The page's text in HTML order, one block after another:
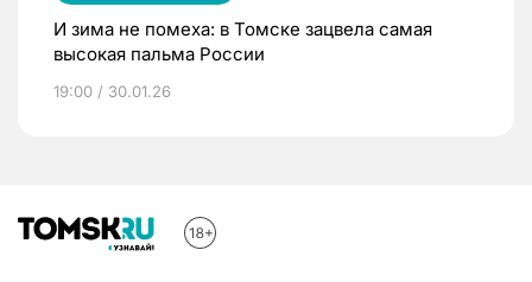
И зима не помеха: в Томске зацвела самая
высокая пальма России
19:00 / 30.01.26